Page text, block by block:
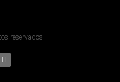
reservados.